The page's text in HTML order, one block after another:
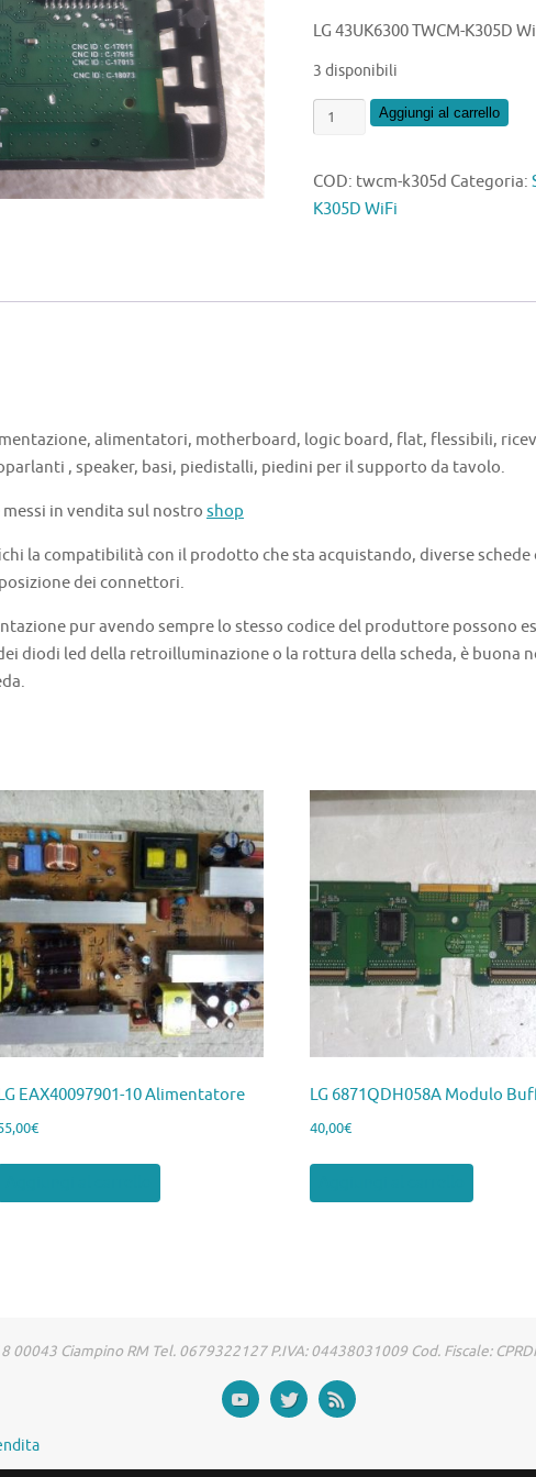
LG 43UK6300 TWCM-K305D
3 disponibili
LG
43UK6300
Aggiungi al carrello
COD: twcm-k305d Categoria:
K305D WiFi
alimentatori, motherboard, logic board, flat, flessibili,
, speaker, basi, piedistalli, piedini per il supporto da tavolo.
in vendita sul nostro shop
la compatibilità con il prodotto che sta acquistando, diverse
dei connettori.
pur avendo sempre lo stesso codice del produttore possono
diodi led della retroilluminazione o la rottura della scheda, è buona
EAX40097901-10 Alimentatore
€
LG 6871QDH058A Modulo
40,00€
8 00043 Ciampino RM Tel. 0679322127 P.IVA: 04438031009 Cod. Fiscale: